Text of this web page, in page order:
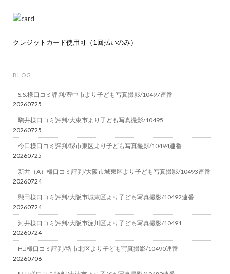
クレジットカード使用可（1回払いのみ）
BLOG
S.S.様口コミ評判/豊中市より子ども写真撮影/10497連番
20260725
駒井様口コミ評判/大東市より子ども写真撮影/10495
20260725
今口様口コミ評判/堺市東区より子ども写真撮影/10494連番
20260725
新井（A）様口コミ評判/大阪市城東区より子ども写真撮影/10493連番
20260724
懸田様口コミ評判/大阪市城東区より子ども写真撮影/10492連番
20260724
河井様口コミ評判/大阪市淀川区より子ども写真撮影/10491
20260724
H.J様口コミ評判/堺市北区より子ども写真撮影/10490連番
20260706